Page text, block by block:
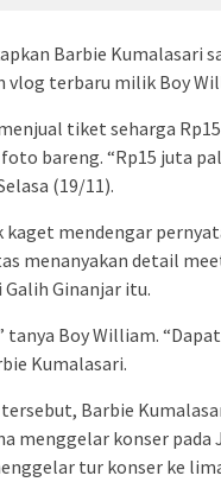
Barbie Kumalasari
vlog terbaru milik Boy
tiket seharga
bareng. “Rp15 juta
(19/11).
mendengar
menanyakan detail
Ginanjar itu.
tanya Boy William.
Kumalasari.
Barbie
menggelar konser pada
tur konser ke